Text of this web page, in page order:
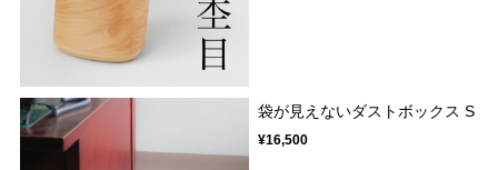
袋が見えないダストボックス S
¥16,500